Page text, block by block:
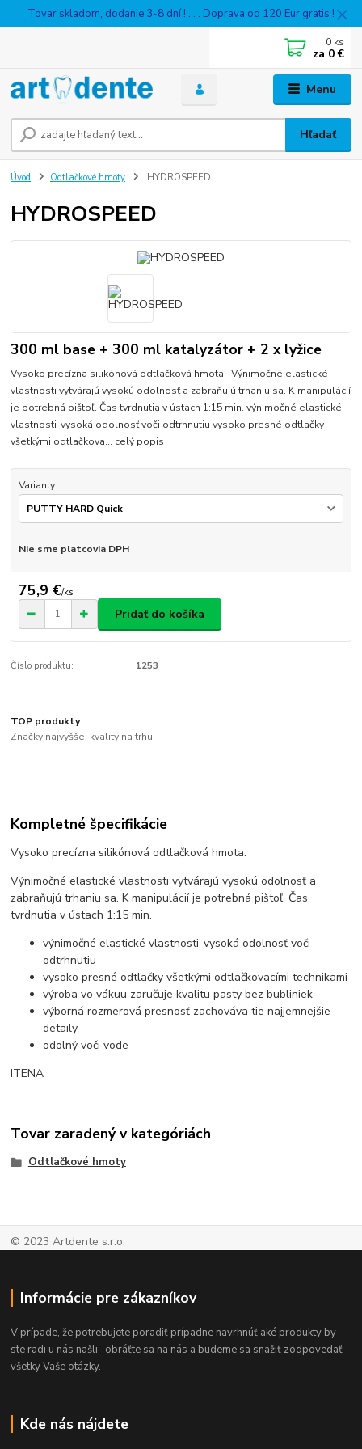
Tovar skladom, dodanie 3-8 dní ! . . . Doprava od 120 Eur gratis !
Menu
Hľadať
0 ks
za 0 €
Úvod Odtlačkové hmoty HYDROSPEED
HYDROSPEED
300 ml base + 300 ml katalyzátor + 2 x lyžice
Vysoko precízna silikónová odtlačková hmota. Výnimočné elastické
vlastnosti vytvárajú vysokú odolnosť a zabraňujú trhaniu sa. K manipulácií
je potrebná pištoľ. Čas tvrdnutia v ústach 1:15 min. výnimočné elastické
vlastnosti-vysoká odolnosť voči odtrhnutiu vysoko presné odtlačky
všetkými odtlačkova... celý popis
Varianty
Nie sme platcovia DPH
75,9 €/ks
Pridať do košíka
Číslo produktu: 1253
TOP produkty
Značky najvyššej kvality na trhu.
Kompletné špecifikácie
Vysoko precízna silikónová odtlačková hmota.
Výnimočné elastické vlastnosti vytvárajú vysokú odolnosť a
zabraňujú trhaniu sa. K manipulácií je potrebná pištoľ. Čas
tvrdnutia v ústach 1:15 min.
výnimočné elastické vlastnosti-vysoká odolnosť voči
odtrhnutiu
vysoko presné odtlačky všetkými odtlačkovacími technikami
výroba vo vákuu zaručuje kvalitu pasty bez bubliniek
výborná rozmerová presnosť zachováva tie najjemnejšie
detaily
odolný voči vode
ITENA
Tovar zaradený v kategóriách
Odtlačkové hmoty
© 2023 Artdente s.r.o.
Informácie pre zákazníkov
V prípade, že potrebujete poradiť prípadne navrhnúť aké produkty by
ste radi u nás našli- obráťte sa na nás a budeme sa snažiť zodpovedať
všetky Vaše otázky.
Kde nás nájdete